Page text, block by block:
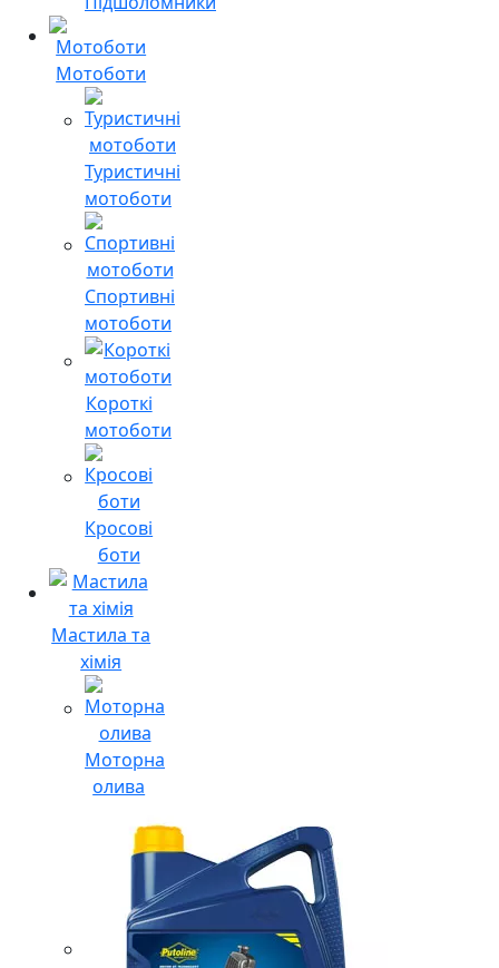
Мотоботи
Туристичні
мотоботи
Спортивні
мотоботи
Короткі
мотоботи
Кросові
боти
Мастила та
хімія
Моторна
олива